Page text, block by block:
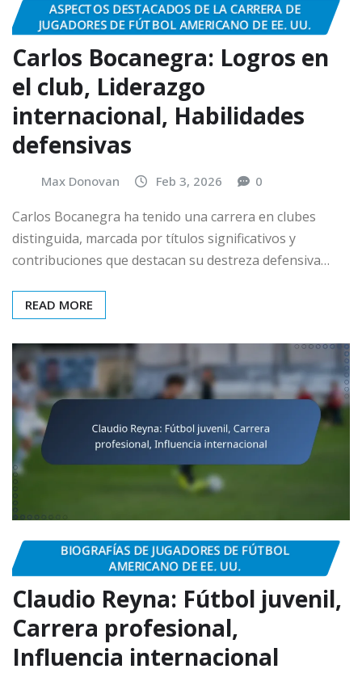
ASPECTOS DESTACADOS DE LA CARRERA DE
JUGADORES DE FÚTBOL AMERICANO DE EE. UU.
Carlos Bocanegra: Logros en
el club, Liderazgo
internacional, Habilidades
defensivas
Max Donovan Feb 3, 2026 0
Carlos Bocanegra ha tenido una carrera en clubes
distinguida, marcada por títulos significativos y
contribuciones que destacan su destreza defensiva…
READ MORE
BIOGRAFÍAS DE JUGADORES DE FÚTBOL
AMERICANO DE EE. UU.
Claudio Reyna: Fútbol juvenil,
Carrera profesional,
Influencia internacional